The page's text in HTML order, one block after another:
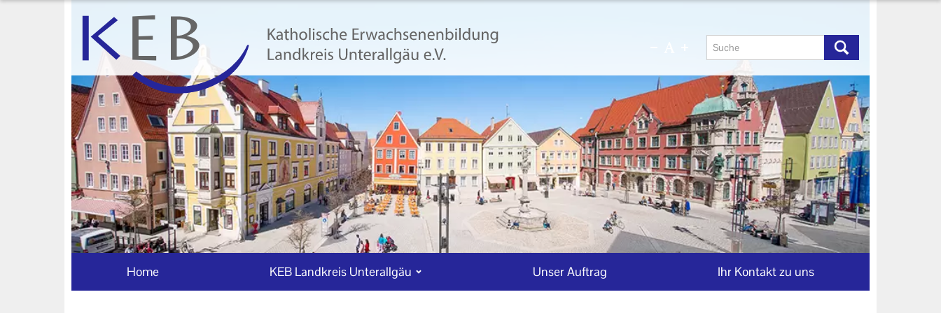
Home KEB Landkreis Unterallgäu Unser Auftrag Ihr Kontakt zu uns
KEB Landkreis Unterallgäu
Unser Auftrag
Ihr Kontakt zu uns
Datenschutzerklärung